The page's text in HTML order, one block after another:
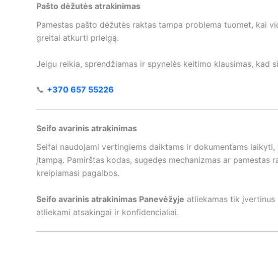
Pašto dėžutės atrakinimas
Pamestas pašto dėžutės raktas tampa problema tuomet, kai
greitai atkurti prieigą.
Jeigu reikia, sprendžiamas ir spynelės keitimo klausimas, kad
📞 +370 657 55226
Seifo avarinis atrakinimas
Seifai naudojami vertingiems daiktams ir dokumentams
įtampą. Pamirštas kodas, sugedęs mechanizmas ar pamestas
kreipiamasi pagalbos.
Seifo avarinis atrakinimas Panevėžyje atliekamas tik
atliekami atsakingai ir konfidencialiai.